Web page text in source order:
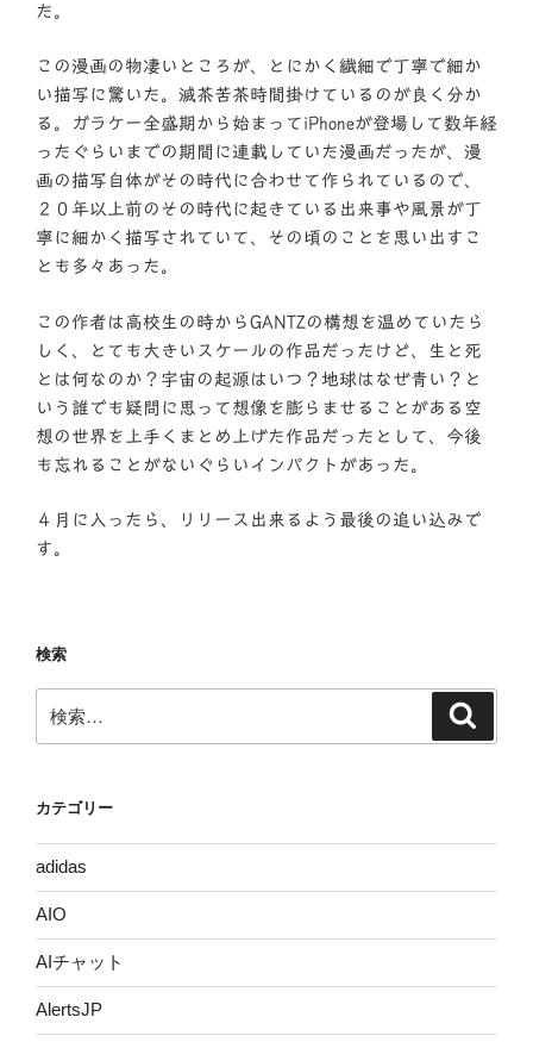
た。
この漫画の物凄いところが、とにかく繊細で丁寧で細か
い描写に驚いた。滅茶苦茶時間掛けているのが良く分か
る。ガラケー全盛期から始まってiPhoneが登場して数年経
ったぐらいまでの期間に連載していた漫画だったが、漫
画の描写自体がその時代に合わせて作られているので、
２０年以上前のその時代に起きている出来事や風景が丁
寧に細かく描写されていて、その頃のことを思い出すこ
とも多々あった。
この作者は高校生の時からGANTZの構想を温めていたら
しく、とても大きいスケールの作品だったけど、生と死
とは何なのか？宇宙の起源はいつ？地球はなぜ青い？と
いう誰でも疑問に思って想像を膨らませることがある空
想の世界を上手くまとめ上げた作品だったとして、今後
も忘れることがないぐらいインパクトがあった。
４月に入ったら、リリース出来るよう最後の追い込みで
す。
検索
索:
カテゴリー
adidas
AIO
AIチャット
AlertsJP